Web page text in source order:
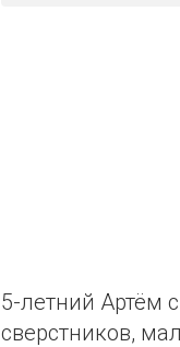
5-летний Артём
сверстников,